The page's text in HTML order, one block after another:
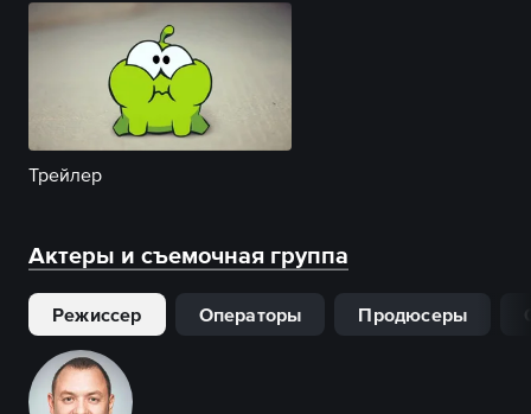
Трейлер
Актеры и съемочная группа
Режиссер Операторы Продюсеры